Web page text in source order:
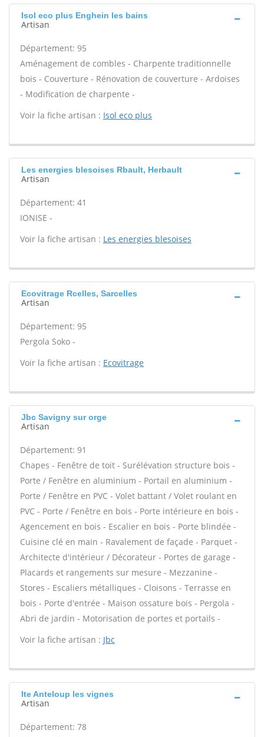
Isol eco plus Enghein les bains
Artisan
Département: 95
Aménagement de combles - Charpente traditionnelle
bois - Couverture - Rénovation de couverture - Ardoises
- Modification de charpente -
Voir la fiche artisan : Isol eco plus
Les energies blesoises Rbault, Herbault
Artisan
Département: 41
IONISE -
Voir la fiche artisan : Les energies blesoises
Ecovitrage Rcelles, Sarcelles
Artisan
Département: 95
Pergola Soko -
Voir la fiche artisan : Ecovitrage
Jbc Savigny sur orge
Artisan
Département: 91
Chapes - Fenêtre de toit - Surélévation structure bois -
Porte / Fenêtre en aluminium - Portail en aluminium -
Porte / Fenêtre en PVC - Volet battant / Volet roulant en
PVC - Porte / Fenêtre en bois - Porte intérieure en bois -
Agencement en bois - Escalier en bois - Porte blindée -
Cuisine clé en main - Ravalement de façade - Parquet -
Architecte d'intérieur / Décorateur - Portes de garage -
Placards et rangements sur mesure - Mezzanine -
Stores - Escaliers métalliques - Cloisons - Terrasse en
bois - Porte d'entrée - Maison ossature bois - Pergola -
Abri de jardin - Motorisation de portes et portails -
Voir la fiche artisan : Jbc
Ite Anteloup les vignes
Artisan
Département: 78